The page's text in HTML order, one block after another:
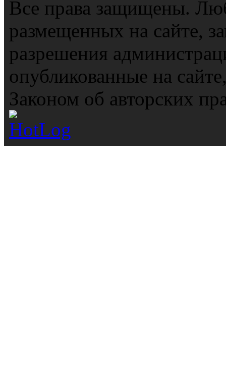
Все права защищены.
размещенных на сайте,
разрешения
опубликованные на
Законом об авторских